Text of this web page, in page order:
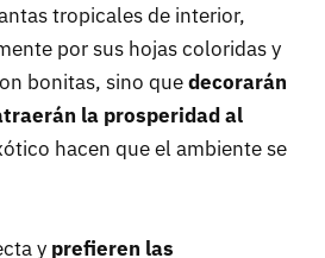
tropicales de interior,
por sus hojas coloridas y
bonitas, sino quedecorarán
la prosperidad al
hacen que el ambiente se
y prefieren las